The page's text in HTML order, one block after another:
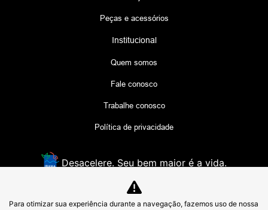
Peças e acessórios
Institucional
Quem somos
Fale conosco
Trabalhe conosco
Política de privacidade
Desacelere. Seu bem maior é a vida.
LYRA COMERCIO DE VEICULOS LTDA
Para otimizar sua experiência durante a navegação, fazemos uso de nossa